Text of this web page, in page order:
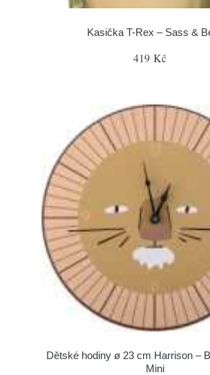
Kasička T-Rex – Sass &
419 Kč
Dětské hodiny ø 23 cm Harrison –
Mini